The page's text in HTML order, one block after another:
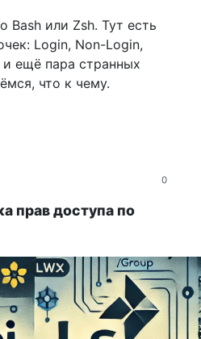
Bash или Zsh. Тут есть
Login, Non-Login,
ещё пара странных
что к чему.
0
прав доступа по